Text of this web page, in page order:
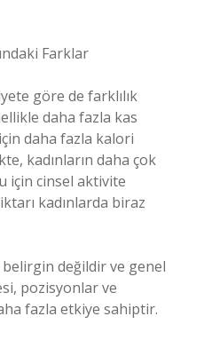
Farklar
göre de farklılık
daha fazla kas
daha fazla kalori
kadınların daha çok
için cinsel aktivite
kadınlarda biraz
değildir ve genel
pozisyonlar ve
fazla etkiye sahiptir.